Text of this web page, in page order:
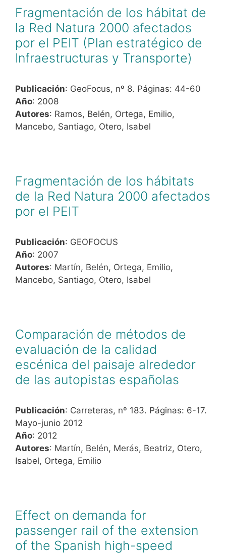
Fragmentación de los hábitat de
la Red Natura 2000 afectados
por el PEIT (Plan estratégico de
Infraestructuras y Transporte)
Publicación: GeoFocus, nº 8. Páginas: 44-60
Año: 2008
Autores: Ramos, Belén, Ortega, Emilio,
Mancebo, Santiago, Otero, Isabel
Fragmentación de los hábitats
de la Red Natura 2000 afectados
por el PEIT
Publicación: GEOFOCUS
Año: 2007
Autores: Martín, Belén, Ortega, Emilio,
Mancebo, Santiago, Otero, Isabel
Comparación de métodos de
evaluación de la calidad
escénica del paisaje alrededor
de las autopistas españolas
Publicación: Carreteras, nº 183. Páginas: 6-17.
Mayo-junio 2012
Año: 2012
Autores: Martín, Belén, Merás, Beatriz, Otero,
Isabel, Ortega, Emilio
Effect on demanda for
passenger rail of the extension
of the Spanish high-speed